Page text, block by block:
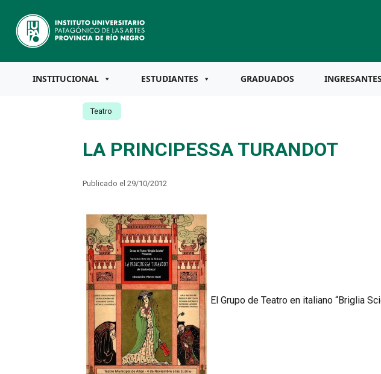
INSTITUCIONAL ESTUDIANTES GRADUADOS INGRESANTES
Teatro
LA PRINCIPESSA TURANDOT
Publicado el 29/10/2012
El Grupo de Teatro en italiano “Briglia